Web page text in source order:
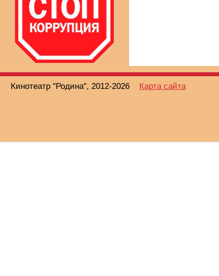
Кинотеатр "Родина", 2012-2026 Карта сайта